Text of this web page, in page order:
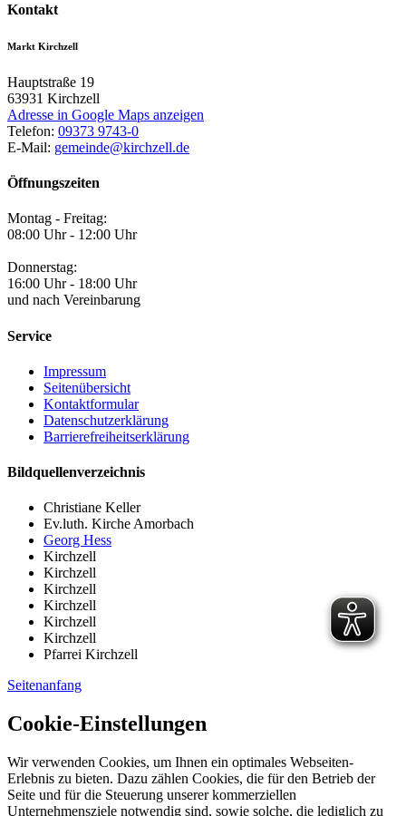
Kontakt
Markt Kirchzell
Hauptstraße 19
63931 Kirchzell
Adresse in Google Maps anzeigen
Telefon: 09373 9743-0
E-Mail: gemeinde@kirchzell.de
Öffnungszeiten
Montag - Freitag:
08:00 Uhr - 12:00 Uhr
Donnerstag:
16:00 Uhr - 18:00 Uhr
und nach Vereinbarung
Service
Impressum
Seitenübersicht
Kontaktformular
Datenschutzerklärung
Barrierefreiheitserklärung
Bildquellenverzeichnis
Christiane Keller
Ev.luth. Kirche Amorbach
Georg Hess
Kirchzell
Kirchzell
Kirchzell
Kirchzell
Kirchzell
Kirchzell
Pfarrei Kirchzell
Seitenanfang
Cookie-Einstellungen
Wir verwenden Cookies, um Ihnen ein optimales Webseiten-
Erlebnis zu bieten. Dazu zählen Cookies, die für den Betrieb der
Seite und für die Steuerung unserer kommerziellen
Unternehmensziele notwendig sind, sowie solche, die lediglich zu